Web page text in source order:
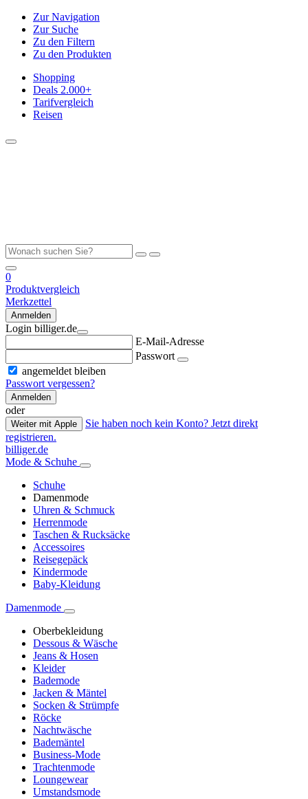
Zur Navigation
Zur Suche
Zu den Filtern
Zu den Produkten
Shopping
Deals 2.000+
Tarifvergleich
Reisen
0
Produktvergleich
Merkzettel
Anmelden
Login billiger.de
E-Mail-Adresse
Passwort
angemeldet bleiben
Passwort vergessen?
Anmelden
oder
Weiter mit Apple
Sie haben noch kein Konto? Jetzt direkt
registrieren.
billiger.de
Mode & Schuhe
Schuhe
Damenmode
Uhren & Schmuck
Herrenmode
Taschen & Rucksäcke
Accessoires
Reisegepäck
Kindermode
Baby-Kleidung
Damenmode
Oberbekleidung
Dessous & Wäsche
Jeans & Hosen
Kleider
Bademode
Jacken & Mäntel
Socken & Strümpfe
Röcke
Nachtwäsche
Bademäntel
Business-Mode
Trachtenmode
Loungewear
Umstandsmode